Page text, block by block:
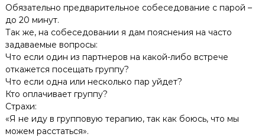
Обязательно предварительное собеседование с парой –
до 20 минут.
Так же, на собеседовании я дам пояснения на часто
задаваемые вопросы:
Что если один из партнеров на какой-либо встрече
откажется посещать группу?
Что если одна или несколько пар уйдет?
Кто оплачивает группу?
Страхи:
«Я не иду в групповую терапию, так как боюсь, что мы
можем расстаться».